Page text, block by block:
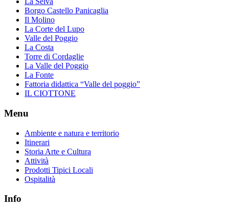
Borgo Castello Panicaglia
Il Molino
La Corte del Lupo
Valle del Poggio
La Costa
Torre di Cordaglie
La Valle del Poggio
La Fonte
Fattoria didattica “Valle del poggio”
IL CIOTTONE
Menu
Ambiente e natura e territorio
Itinerari
Storia Arte e Cultura
Attività
Prodotti Tipici Locali
Ospitalità
Info